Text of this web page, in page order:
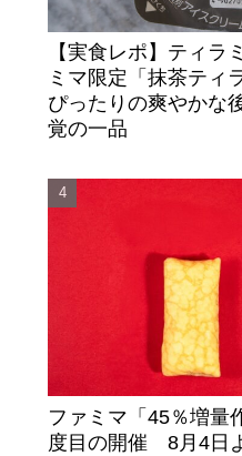
【実食レポ】ティ
ミマ限定「抹茶ティ
ぴったりの爽やかな
覚の一品
ファミマ「45％増量
度目の開催 8月4日